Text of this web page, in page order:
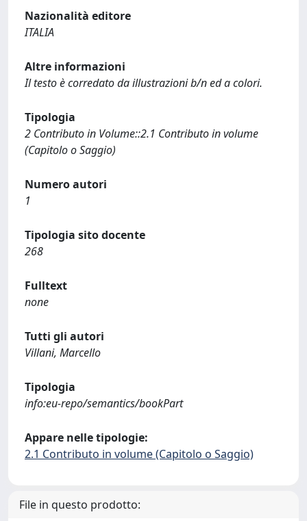
Nazionalità editore
ITALIA
Altre informazioni
Il testo è corredato da illustrazioni b/n ed a colori.
Tipologia
2 Contributo in Volume::2.1 Contributo in volume
(Capitolo o Saggio)
Numero autori
1
Tipologia sito docente
268
Fulltext
none
Tutti gli autori
Villani, Marcello
Tipologia
info:eu-repo/semantics/bookPart
Appare nelle tipologie:
2.1 Contributo in volume (Capitolo o Saggio)
File in questo prodotto: